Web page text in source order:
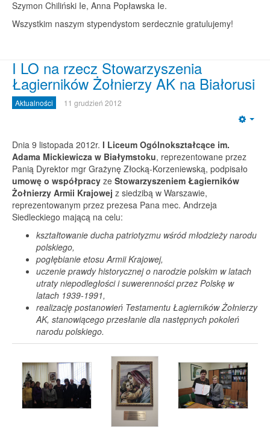
Szymon Chiliński Ie, Anna Popławska Ie.
Wszystkim naszym stypendystom serdecznie gratulujemy!
I LO na rzecz Stowarzyszenia
Łagierników Żołnierzy AK na Białorusi
Aktualności 11 grudzień 2012
Dnia 9 listopada 2012r. I Liceum Ogólnokształcące im.
Adama Mickiewicza w Białymstoku, reprezentowane przez
Panią Dyrektor mgr Grażynę Złocką-Korzeniewską, podpisało
umowę o współpracy ze Stowarzyszeniem Łagierników
Żołnierzy Armii Krajowej z siedzibą w Warszawie,
reprezentowanym przez prezesa Pana mec. Andrzeja
Siedleckiego mającą na celu:
kształtowanie ducha patriotyzmu wśród młodzieży narodu
polskiego,
pogłębianie etosu Armii Krajowej,
uczenie prawdy historycznej o narodzie polskim w latach
utraty niepodległości i suwerenności przez Polskę w
latach 1939-1991,
realizację postanowień Testamentu Łagierników Żołnierzy
AK, stanowiącego przesłanie dla następnych pokoleń
narodu polskiego.